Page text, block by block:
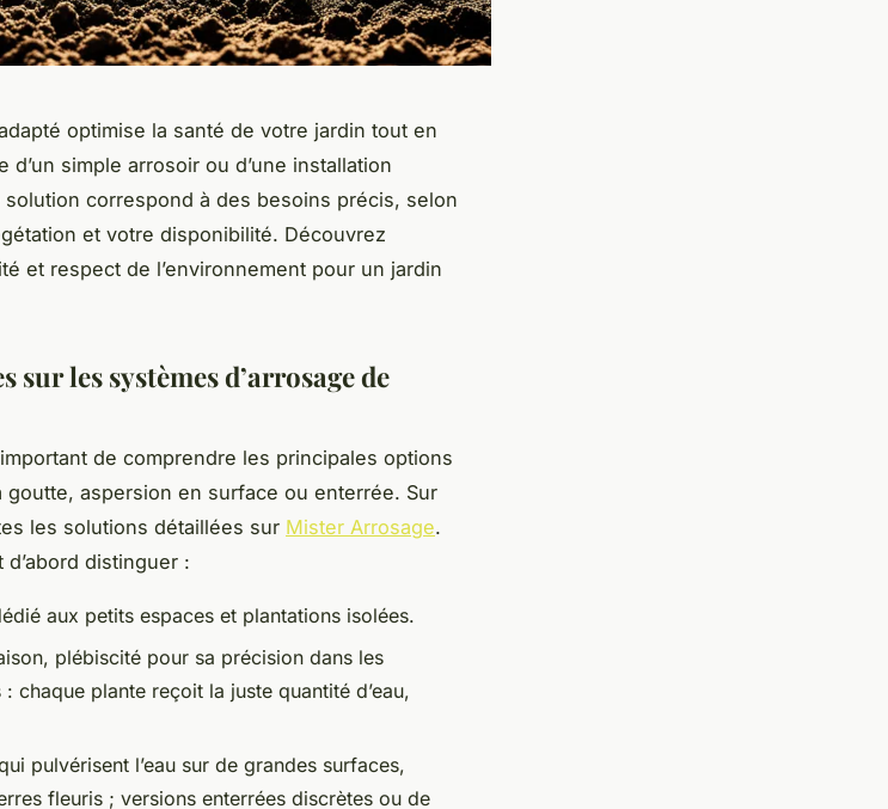
optimise la santé de votre jardin tout en
d’un simple arrosoir ou d’une installation
correspond à des besoins précis, selon
et votre disponibilité. Découvrez
et respect de l’environnement pour un jardin
les systèmes d’arrosage de
de comprendre les principales options
goutte, aspersion en surface ou enterrée. Sur
les solutions détaillées sur Mister Arrosage.
d’abord distinguer :
aux petits espaces et plantations isolées.
plébiscité pour sa précision dans les
chaque plante reçoit la juste quantité d’eau,
pulvérisent l’eau sur de grandes surfaces,
fleuris ; versions enterrées discrètes ou de